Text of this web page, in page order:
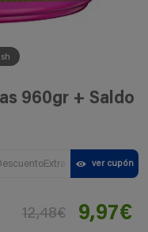
960gr + Saldo
ver cupón
12,48€ 9,97€